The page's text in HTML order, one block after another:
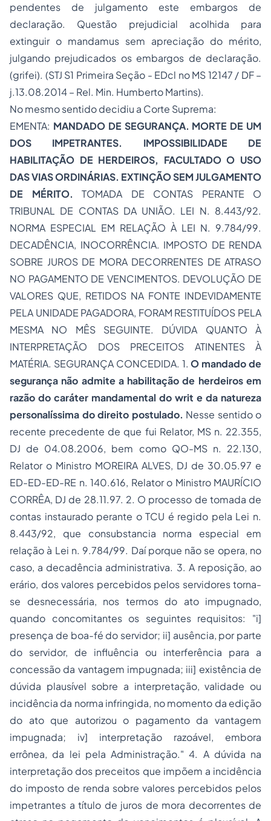
pendentes de julgamento este embargos de
declaração. Questão prejudicial acolhida para
extinguir o mandamus sem apreciação do mérito,
julgando prejudicados os embargos de declaração.
(grifei). (STJ S1 Primeira Seção - EDcl no MS 12147 / DF –
j.13.08.2014 – Rel. Min. Humberto Martins).
No mesmo sentido decidiu a Corte Suprema:
EMENTA: MANDADO DE SEGURANÇA. MORTE DE UM
DOS IMPETRANTES. IMPOSSIBILIDADE DE
HABILITAÇÃO DE HERDEIROS, FACULTADO O USO
DAS VIAS ORDINÁRIAS. EXTINÇÃO SEM JULGAMENTO
DE MÉRITO. TOMADA DE CONTAS PERANTE O
TRIBUNAL DE CONTAS DA UNIÃO. LEI N. 8.443/92.
NORMA ESPECIAL EM RELAÇÃO À LEI N. 9.784/99.
DECADÊNCIA, INOCORRÊNCIA. IMPOSTO DE RENDA
SOBRE JUROS DE MORA DECORRENTES DE ATRASO
NO PAGAMENTO DE VENCIMENTOS. DEVOLUÇÃO DE
VALORES QUE, RETIDOS NA FONTE INDEVIDAMENTE
PELA UNIDADE PAGADORA, FORAM RESTITUÍDOS PELA
MESMA NO MÊS SEGUINTE. DÚVIDA QUANTO À
INTERPRETAÇÃO DOS PRECEITOS ATINENTES À
MATÉRIA. SEGURANÇA CONCEDIDA. 1.O mandado de
segurança não admite a habilitação de herdeiros em
razão do caráter mandamental do writ e da natureza
personalíssima do direito postulado. Nesse sentido o
recente precedente de que fui Relator, MS n. 22.355,
DJ de 04.08.2006, bem como QO-MS n. 22.130,
Relator o Ministro MOREIRA ALVES, DJ de 30.05.97 e
ED-ED-ED-RE n. 140.616, Relator o Ministro MAURÍCIO
CORRÊA, DJ de 28.11.97. 2. O processo de tomada de
contas instaurado perante o TCU é regido pela Lei n.
8.443/92, que consubstancia norma especial em
relação à Lei n. 9.784/99. Daí porque não se opera, no
caso, a decadência administrativa. 3. A reposição, ao
erário, dos valores percebidos pelos servidores torna-
se desnecessária, nos termos do ato impugnado,
quando concomitantes os seguintes requisitos: "i]
presença de boa-fé do servidor; ii] ausência, por parte
do servidor, de influência ou interferência para a
concessão da vantagem impugnada; iii] existência de
dúvida plausível sobre a interpretação, validade ou
incidência da norma infringida, no momento da edição
do ato que autorizou o pagamento da vantagem
impugnada; iv] interpretação razoável, embora
errônea, da lei pela Administração." 4. A dúvida na
interpretação dos preceitos que impõem a incidência
do imposto de renda sobre valores percebidos pelos
impetrantes a título de juros de mora decorrentes de